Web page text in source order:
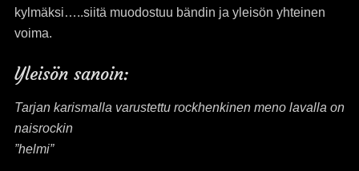
kylmäksi…..siitä muodostuu bändin ja yleisön yhteinen
voima.
Yleisön sanoin:
Tarjan karismalla varustettu rockhenkinen meno lavalla on
naisrockin
”helmi”